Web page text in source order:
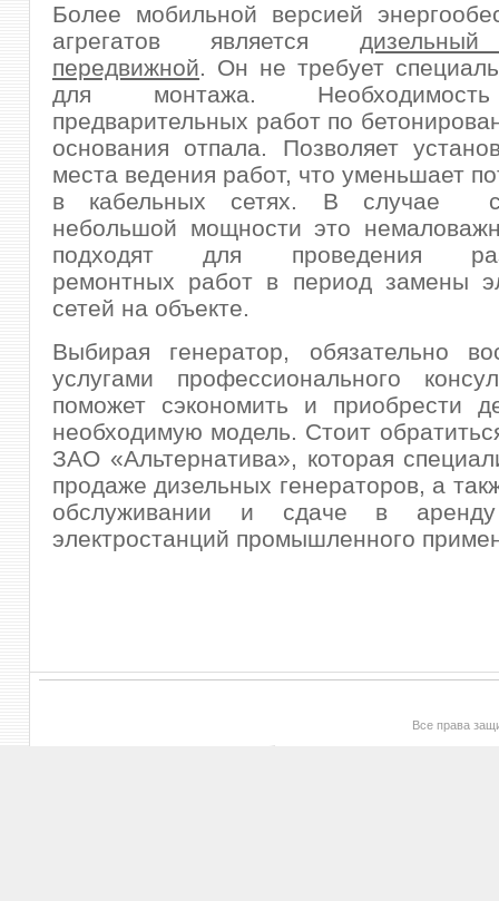
Более мобильной версией
агрегатов является
передвижной. Он не требует
для монтажа.
предварительных работ по
основания отпала. Позволяет
места ведения работ, что уменьшает
в кабельных сетях. В случае
небольшой мощности это
подходят для проведения
ремонтных работ в период замены
сетей на объекте.
Выбирая генератор, обязательно
услугами профессионального
поможет сэкономить и приобрести
необходимую модель. Стоит
ЗАО «Альтернатива», которая
продаже дизельных генераторов, а
обслуживании и сдаче в аренду
электростанций промышленного
Все права